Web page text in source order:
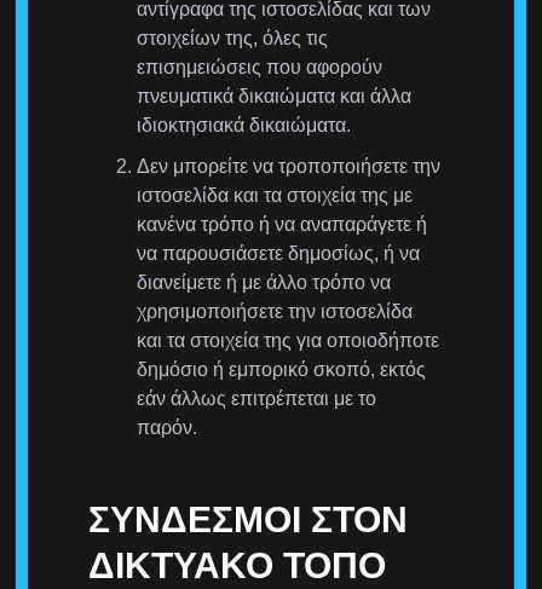
αντίγραφα της ιστοσελίδας και των
στοιχείων της, όλες τις
επισημειώσεις που αφορούν
πνευματικά δικαιώματα και άλλα
ιδιοκτησιακά δικαιώματα.
Δεν μπορείτε να τροποποιήσετε την
ιστοσελίδα και τα στοιχεία της με
κανένα τρόπο ή να αναπαράγετε ή
να παρουσιάσετε δημοσίως, ή να
διανείμετε ή με άλλο τρόπο να
χρησιμοποιήσετε την ιστοσελίδα
και τα στοιχεία της για οποιοδήποτε
δημόσιο ή εμπορικό σκοπό, εκτός
εάν άλλως επιτρέπεται με το
παρόν.
ΣΎΝΔΕΣΜΟΙ ΣΤΟΝ
ΔΙΚΤΥΑΚΌ ΤΌΠΟ